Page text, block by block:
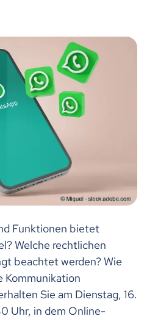
Funktionen bietet
Welche rechtlichen
beachtet werden? Wie
Kommunikation
Sie am Dienstag, 16.
Uhr, in dem Online-